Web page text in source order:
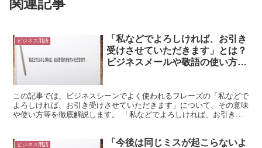
ビジネス用語
「私などでよろしければ、お引き
受けさせていただきます」とは？
ビジネスメールや敬語の使い方を
この記事では、ビジネスシーンでよく使われるフレーズの「私などで
よろしければ、お引き受けさせていただきます」について、その意味
や使い方等を徹底解説します。 「私などでよろしければ、お引き受
ビジネス用語
「今後は同じミスが起こらないよ